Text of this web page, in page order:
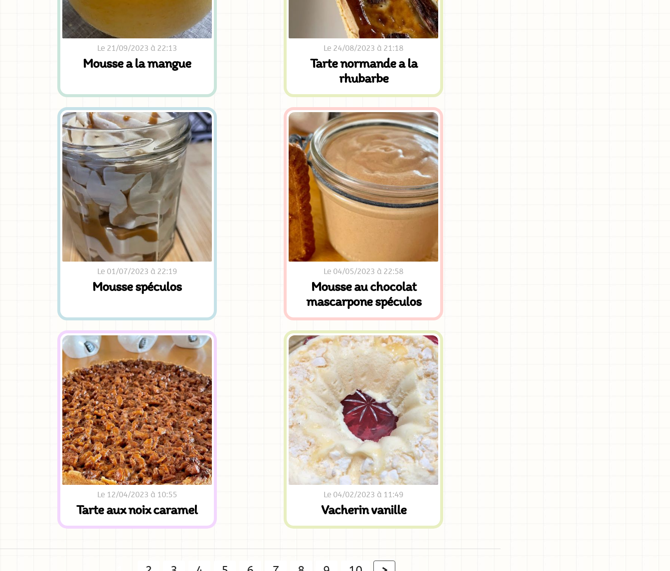
Le 21/09/2023 à 22:13
Mousse a la mangue
Le 24/08/2023 à 21:18
Tarte normande a la
rhubarbe
Le 01/07/2023 à 22:19
Mousse spéculos
Le 04/05/2023 à 22:58
Mousse au chocolat
mascarpone spéculos
Le 12/04/2023 à 10:55
Tarte aux noix caramel
Le 04/02/2023 à 11:49
Vacherin vanille